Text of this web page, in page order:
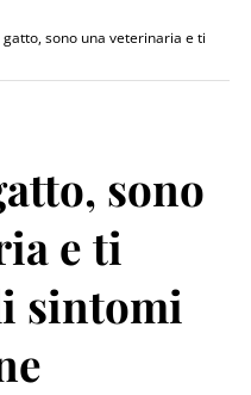
gatto, sono una veterinaria e ti
sono
e ti
sintomi